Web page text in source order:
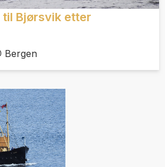
Bjørsvik etter
Bergen